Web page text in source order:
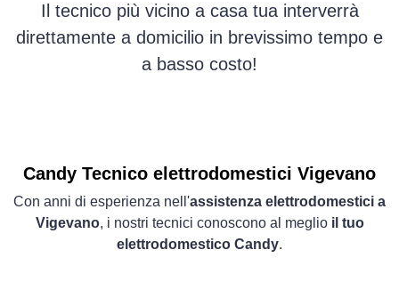
Il tecnico più vicino a casa tua interverrà
direttamente a domicilio in brevissimo tempo e
a basso costo!
Candy Tecnico elettrodomestici Vigevano
Con anni di esperienza nell'assistenza elettrodomestici a
Vigevano, i nostri tecnici conoscono al meglio il tuo
elettrodomestico Candy.